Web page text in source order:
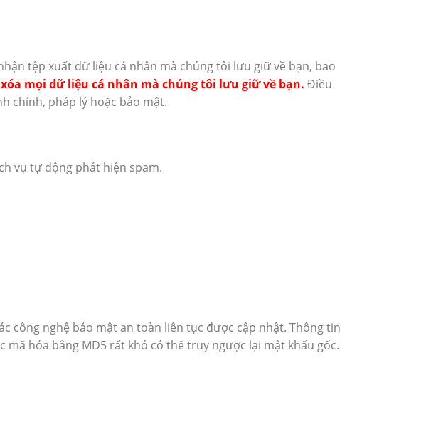
tệp xuất dữ liệu cá nhân mà chúng tôi lưu giữ về bạn, bao
mọi dữ liệu cá nhân mà chúng tôi lưu giữ về bạn. Điều
chính, pháp lý hoặc bảo mật.
vụ tự động phát hiện spam.
công nghệ bảo mật an toàn liên tục được cập nhật. Thông tin
hóa bằng MD5 rất khó có thể truy ngược lại mật khẩu gốc.